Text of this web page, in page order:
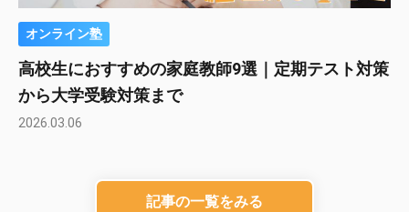
オンライン塾
高校生におすすめの家庭教師9選｜定期テスト対策
から大学受験対策まで
2026.03.06
記事の一覧をみる